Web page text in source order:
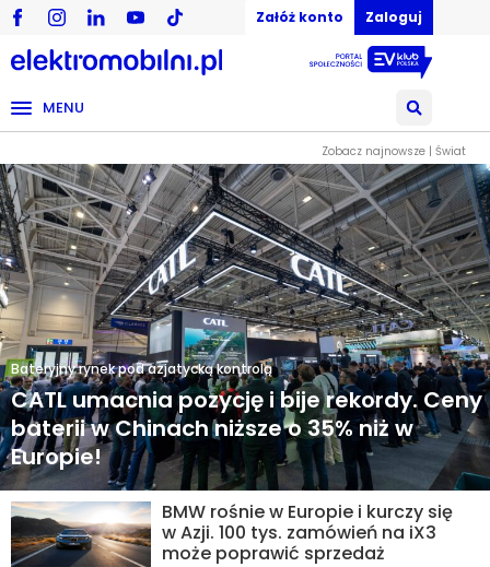
Załóż konto Zaloguj
MENU
Zobacz najnowsze | Świat
Bateryjny rynek pod azjatycką kontrolą
CATL umacnia pozycję i bije rekordy. Ceny
baterii w Chinach niższe o 35% niż w
Europie!
BMW rośnie w Europie i kurczy się
w Azji. 100 tys. zamówień na iX3
może poprawić sprzedaż